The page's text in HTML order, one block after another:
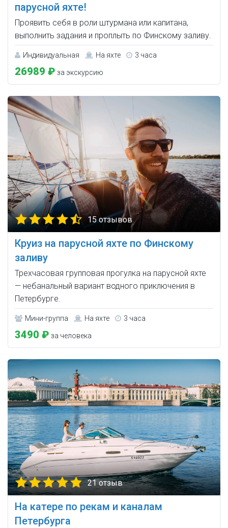
парусной яхте!
Проявить себя в роли штурмана или капитана,
выполнить задания и проплыть по Финскому заливу.
Индивидуальная На яхте 3 часа
26989 ₽ за экскурсию
15 отзывов
Круиз на парусной яхте по Финскому
заливу
Трехчасовая групповая прогулка на парусной яхте
— небанальный вариант водного приключения в
Петербурге.
Мини-группа На яхте 3 часа
3490 ₽ за человека
21 отзыв
На катере по рекам и каналам
Петербурга